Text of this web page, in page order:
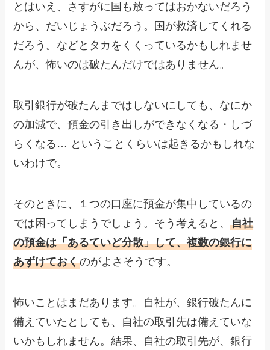
とはいえ、さすがに国も放ってはおかないだろう
から、だいじょうぶだろう。国が救済してくれる
だろう。などとタカをくくっているかもしれませ
んが、怖いのは破たんだけではありません。
取引銀行が破たんまではしないにしても、なにか
の加減で、預金の引き出しができなくなる・しづ
らくなる… ということくらいは起きるかもしれな
いわけで。
そのときに、１つの口座に預金が集中しているの
では困ってしまうでしょう。そう考えると、自社
の預金は「あるていど分散」して、複数の銀行に
あずけておくのがよさそうです。
怖いことはまだあります。自社が、銀行破たんに
備えていたとしても、自社の取引先は備えていな
いかもしれません。結果、自社の取引先が、銀行